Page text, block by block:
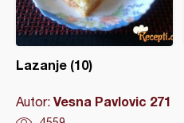
Lazanje (10)
Autor: Vesna Pavlovic 271